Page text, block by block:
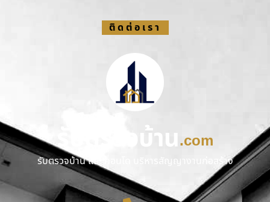
ติดต่อเรา
รับตรวจบ้าน.com
รับตรวจบ้าน และ คอนโด บริหารสัญญางานก่อสร้าง